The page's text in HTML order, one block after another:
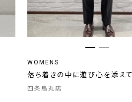
WOMENS
落ち着きの中に遊び心を添えて
四条烏丸店